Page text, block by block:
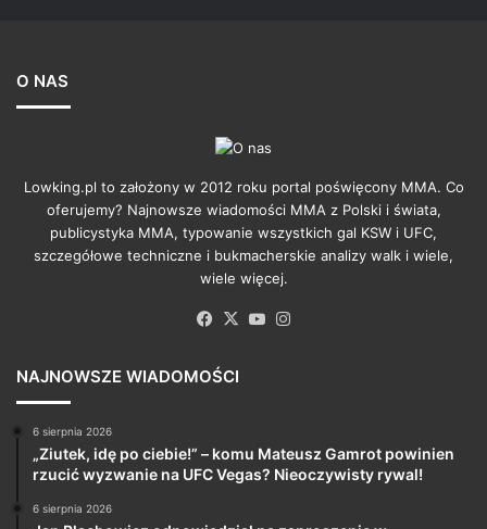
O NAS
Lowking.pl to założony w 2012 roku portal poświęcony MMA. Co
oferujemy? Najnowsze wiadomości MMA z Polski i świata,
publicystyka MMA, typowanie wszystkich gal KSW i UFC,
szczegółowe techniczne i bukmacherskie analizy walk i wiele,
wiele więcej.
Facebook
X YouTube
NAJNOWSZE WIADOMOŚCI
6 sierpnia 2026
„Ziutek, idę po ciebie!” – komu Mateusz Gamrot powinien
rzucić wyzwanie na UFC Vegas? Nieoczywisty rywal!
6 sierpnia 2026